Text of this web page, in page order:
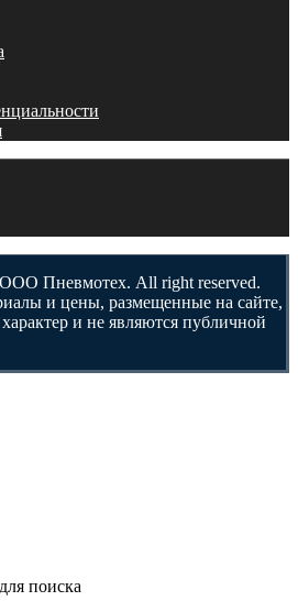
Пневмотех. All right reserved.
и цены, размещенные на сайте,
и не являются публичной
поиска